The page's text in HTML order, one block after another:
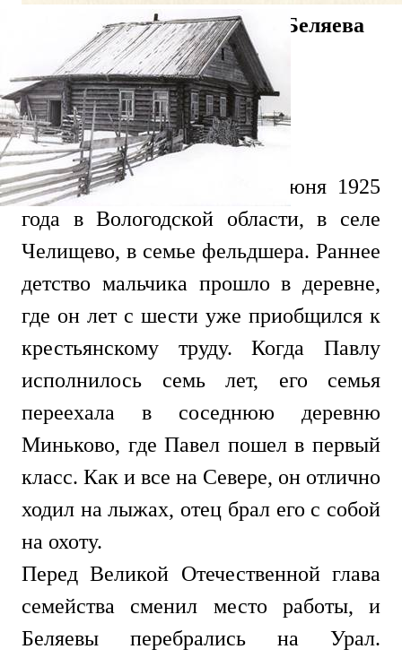
Детство и юность Павла Беляева
Павел Беляев родился 26 июня 1925
года в Вологодской области, в селе
Челищево, в семье фельдшера. Раннее
детство мальчика прошло в деревне,
где он лет с шести уже приобщился к
крестьянскому труду. Когда Павлу
исполнилось семь лет, его семья
переехала в соседнюю деревню
Миньково, где Павел пошел в первый
класс. Как и все на Севере, он отлично
ходил на лыжах, отец брал его с собой
на охоту.
Перед Великой Отечественной глава
семейства сменил место работы, и
Беляевы перебрались на Урал.